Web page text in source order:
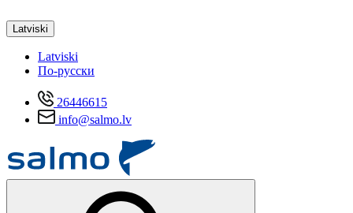
Latviski
Latviski
По-русски
26446615
info@salmo.lv